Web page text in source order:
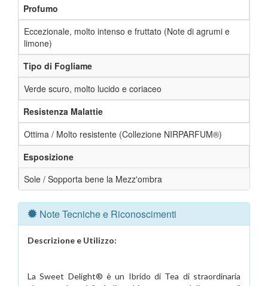
Profumo
Eccezionale, molto intenso e fruttato (Note di agrumi e
limone)
Tipo di Fogliame
Verde scuro, molto lucido e coriaceo
Resistenza Malattie
Ottima / Molto resistente (Collezione NIRPARFUM®)
Esposizione
Sole / Sopporta bene la Mezz'ombra
Note Tecniche e Riconoscimenti
Descrizione e Utilizzo:
La Sweet Delight® è un Ibrido di Tea di straordinaria